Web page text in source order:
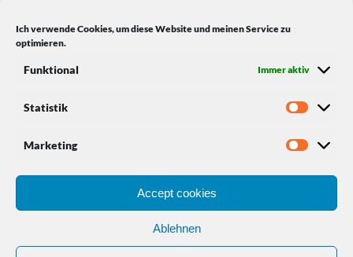
Ich verwende Cookies, um diese Website und meinen Service zu
optimieren.
Funktional Immer aktiv
Statistik
Marketing
Accept cookies
Ablehnen
Kontakt
Impressum
Datenschutz